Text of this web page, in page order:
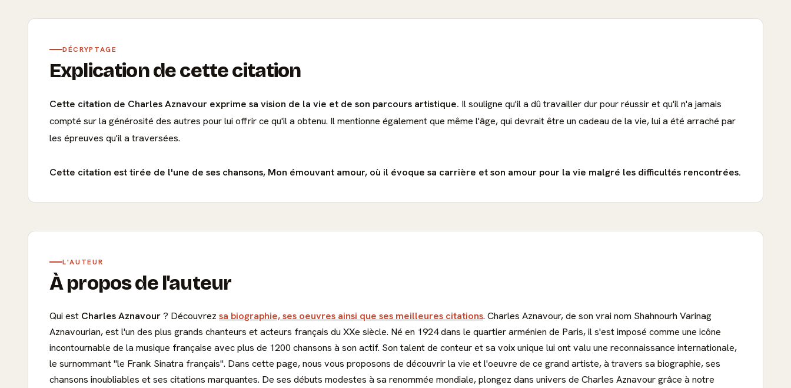
DÉCRYPTAGE
Explication de cette citation
Cette citation de Charles Aznavour exprime sa vision de la vie et de son parcours artistique. Il souligne qu'il a dû travailler dur pour réussir et qu'il n'a jamais
compté sur la générosité des autres pour lui offrir ce qu'il a obtenu. Il mentionne également que même l'âge, qui devrait être un cadeau de la vie, lui a été arraché par
les épreuves qu'il a traversées.
Cette citation est tirée de l'une de ses chansons, Mon émouvant amour, où il évoque sa carrière et son amour pour la vie malgré les difficultés rencontrées.
L'AUTEUR
À propos de l'auteur
Qui est Charles Aznavour? Découvrez sa biographie, ses oeuvres ainsi que ses meilleures citations. Charles Aznavour, de son vrai nom Shahnourh Varinag
Aznavourian, est l'un des plus grands chanteurs et acteurs français du XXe siècle. Né en 1924 dans le quartier arménien de Paris, il s'est imposé comme une icône
incontournable de la musique française avec plus de 1200 chansons à son actif. Son talent de conteur et sa voix unique lui ont valu une reconnaissance internationale,
le surnommant "le Frank Sinatra français". Dans cette page, nous vous proposons de découvrir la vie et l'oeuvre de ce grand artiste, à travers sa biographie, ses
chansons inoubliables et ses citations marquantes. De ses débuts modestes à sa renommée mondiale, plongez dans univers de Charles Aznavour grâce à notre